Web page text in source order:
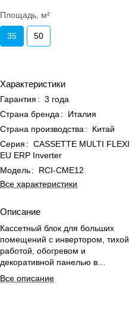
Площадь, м²
35 50
Характеристики
Гарантия : 3 года
Страна бренда :
Италия
Страна производства :
Китай
Серия : CASSETTE MULTI FLEXI
EU ERP Inverter
Модель:
RCI-CME12
Все характеристики
Описание
Кассетный блок для больших
помещений с инвертором, тихой
работой, обогревом и
декоративной панелью в
комплекте.
Все описание